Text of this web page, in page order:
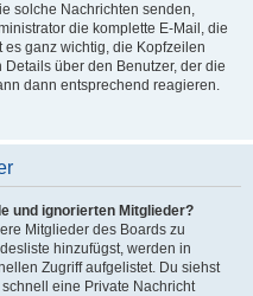
solche Nachrichten senden,
die komplette E-Mail, die
ganz wichtig, die Kopfzeilen
über den Benutzer, der die
dann entsprechend reagieren.
und ignorierten Mitglieder?
Mitglieder des Boards zu
hinzufügst, werden in
Zugriff aufgelistet. Du siehst
eine Private Nachricht